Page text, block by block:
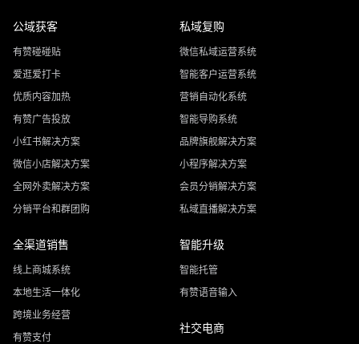
公域获客
有赞碰碰贴
爱逛爱打卡
优质内容加热
有赞广告投放
小红书解决方案
微信小店解决方案
全网外卖解决方案
分销平台和群团购
私域复购
微信私域运营系统
智能客户运营系统
营销自动化系统
智能导购系统
品牌旗舰解决方案
小程序解决方案
会员分销解决方案
私域直播解决方案
全渠道销售
线上商城系统
本地生活一体化
跨境业务经营
有赞支付
智能升级
智能托管
有赞语音输入
社交电商